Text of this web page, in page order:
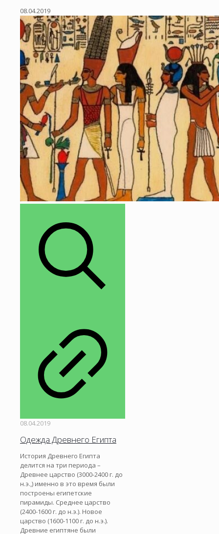
08.04.2019
08.04.2019
Одежда Древнего Египта
История Древнего Египта
делится на три периода –
Древнее царство (3000-2400 г. до
н.э.,) именно в это время были
построены египетские
пирамиды. Среднее царство
(2400-1600 г. до н.э.). Новое
царство (1600-1100 г. до н.э.).
Древние египтяне были